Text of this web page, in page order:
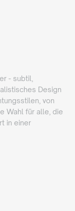
- subtil,
Design
von
Wahl für alle, die
in einer